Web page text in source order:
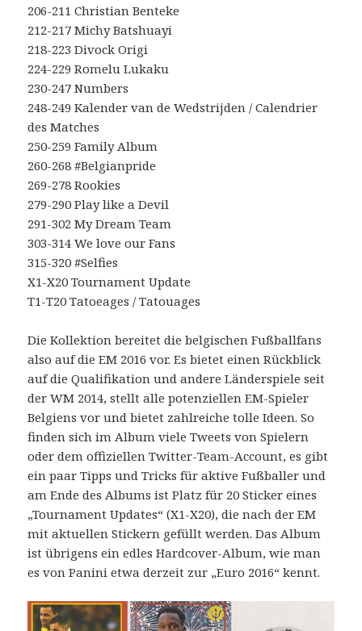
206-211 Christian Benteke
212-217 Michy Batshuayi
218-223 Divock Origi
224-229 Romelu Lukaku
230-247 Numbers
248-249 Kalender van de Wedstrijden / Calendrier
des Matches
250-259 Family Album
260-268 #Belgianpride
269-278 Rookies
279-290 Play like a Devil
291-302 My Dream Team
303-314 We love our Fans
315-320 #Selfies
X1-X20 Tournament Update
T1-T20 Tatoeages / Tatouages
Die Kollektion bereitet die belgischen Fußballfans
also auf die EM 2016 vor. Es bietet einen Rückblick
auf die Qualifikation und andere Länderspiele seit
der WM 2014, stellt alle potenziellen EM-Spieler
Belgiens vor und bietet zahlreiche tolle Ideen. So
finden sich im Album viele Tweets von Spielern
oder dem offiziellen Twitter-Team-Account, es gibt
ein paar Tipps und Tricks für aktive Fußballer und
am Ende des Albums ist Platz für 20 Sticker eines
„Tournament Updates“ (X1-X20), die nach der EM
mit aktuellen Stickern gefüllt werden. Das Album
ist übrigens ein edles Hardcover-Album, wie man
es von Panini etwa derzeit zur „Euro 2016“ kennt.